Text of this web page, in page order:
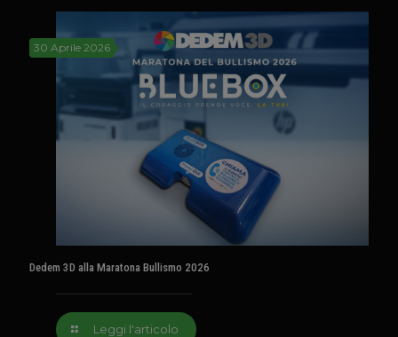
30 Aprile 2026
Dedem 3D alla Maratona Bullismo 2026
Leggi l'articolo